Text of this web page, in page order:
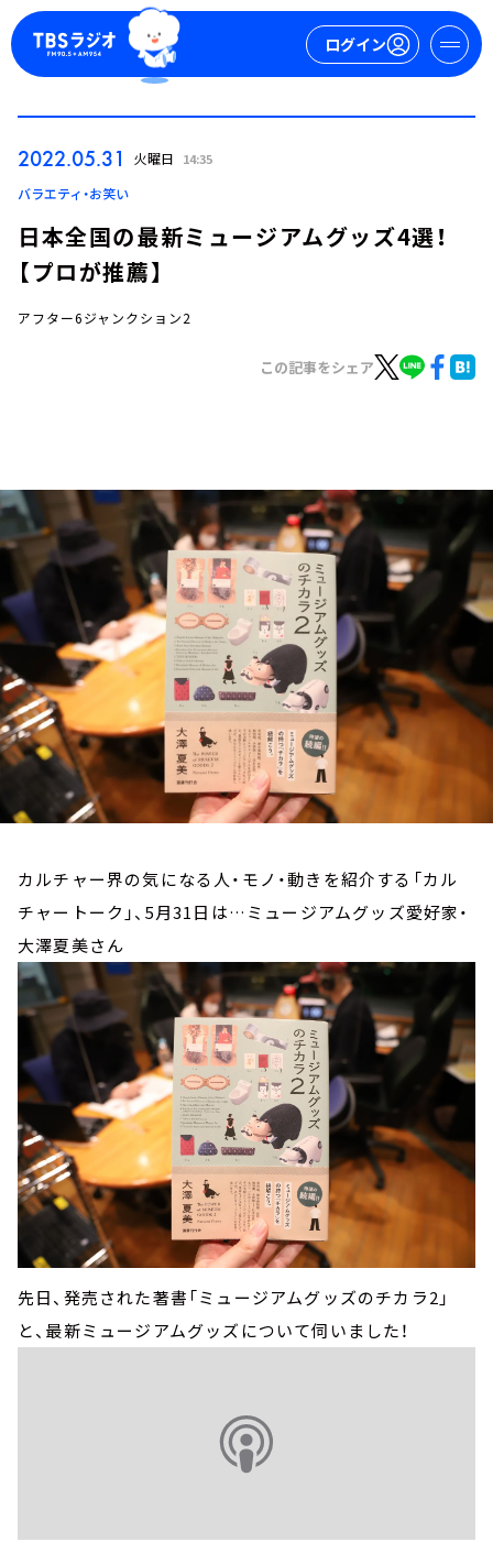
ログイン
ログイン
お知らせ
イベント・グッズ
YouTube
会社情報
2022.05.31 火曜日 14:35
バラエティ・お笑い
日本全国の最新ミュージアムグッズ4選！
【プロが推薦】
アフター6ジャンクション2
この記事をシェア
カルチャー界の気になる人・モノ・動きを紹介する「カル
チャートーク」、5月31日は…ミュージアムグッズ愛好家・
大澤夏美さん
先日、発売された著書「ミュージアムグッズのチカラ2」
と、最新ミュージアムグッズについて伺いました！